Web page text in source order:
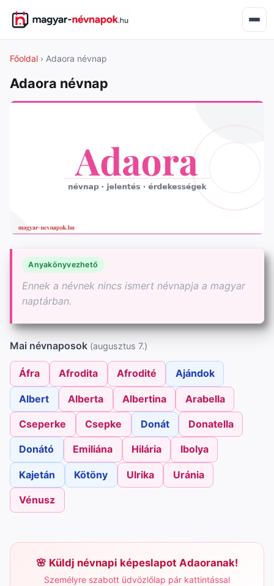
Főoldal › Adaora névnap
Adaora névnap
Anyakönyvezhető
Ennek a névnek nincs ismert névnapja a magyar
naptárban.
Mai névnaposok (augusztus 7.)
Áfra Afrodita Afrodité Ajándok
Albert Alberta Albertina Arabella
Cseperke Csepke Donát Donatella
Donátó Emiliána Hilária Ibolya
Kajetán Kötöny Ulrika Uránia
Vénusz
Küldj névnapi képeslapot Adaoranak!
Személyre szabott üdvözlőlap pár kattintással